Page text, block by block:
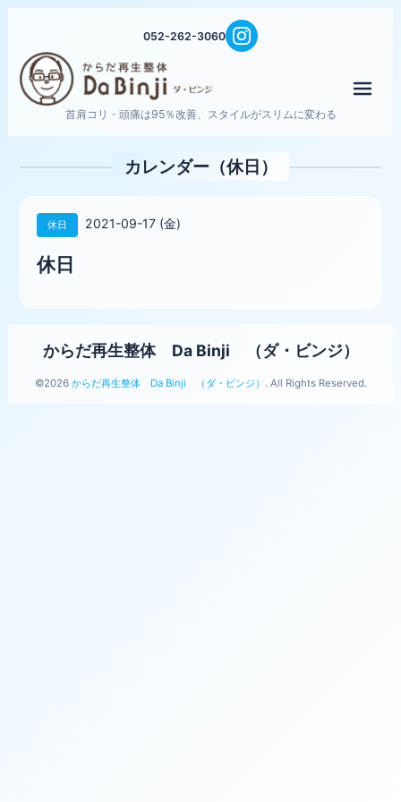
052-262-3060
首肩コリ・頭痛は95％改善、スタイルがスリムに変わる
カレンダー（休日）
休日 2021-09-17 (金)
休日
からだ再生整体 Da Binji （ダ・ビンジ）
©2026 からだ再生整体 Da Binji （ダ・ビンジ） . All Rights Reserved.